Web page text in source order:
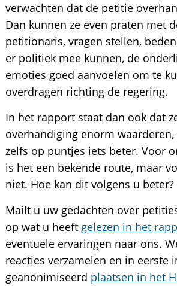
verwachten dat de petitie
Dan kunnen ze even praten met
petitionaris, vragen stellen,
er politiek mee kunnen, de
emoties goed aanvoelen om te
overdragen richting de regering.
In het rapport staat dan ook dat
overhandiging enorm waarderen,
zelfs op puntjes iets beter. Voor
is het een bekende route, maar
niet. Hoe kan dit volgens u beter?
Mailt u uw gedachten over
op wat u heeft gelezen in het
eventuele ervaringen naar ons.
reacties verzamelen en in eerste
geanonimiseerd plaatsen in het